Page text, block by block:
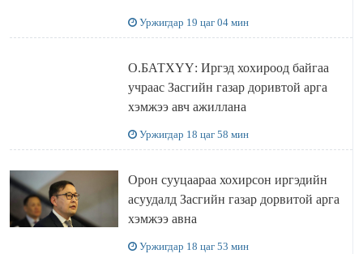
Уржигдар 19 цаг 04 мин
О.БАТХҮҮ: Иргэд хохироод байгаа
учраас Засгийн газар доривтой арга
хэмжээ авч ажиллана
Уржигдар 18 цаг 58 мин
Орон сууцаараа хохирсон иргэдийн
асуудалд Засгийн газар дорвитой арга
хэмжээ авна
Уржигдар 18 цаг 53 мин